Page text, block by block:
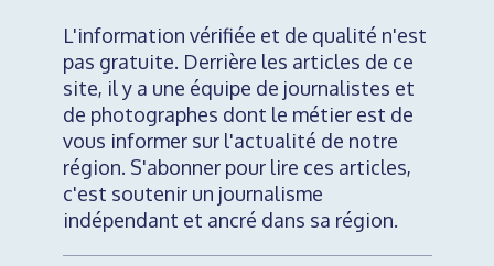
L'information vérifiée et de qualité n'est
pas gratuite. Derrière les articles de ce
site, il y a une équipe de journalistes et
de photographes dont le métier est de
vous informer sur l'actualité de notre
région. S'abonner pour lire ces articles,
c'est soutenir un journalisme
indépendant et ancré dans sa région.